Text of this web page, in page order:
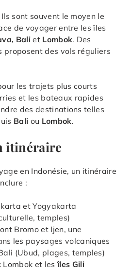
Ils sont souvent le moyen le
de voyager entre les îles
Bali et Lombok. Des
proposent des vols réguliers
les trajets plus courts
et les bateaux rapides
des destinations telles
Bali ou Lombok.
itinéraire
en Indonésie, un itinéraire
:
et Yogyakarta
temples)
Bromo et Ijen, une
les paysages volcaniques
(Ubud, plages, temples)
Lombok et lesîles Gili